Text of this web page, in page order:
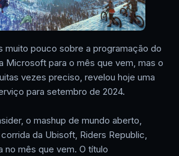
muito pouco sobre a programação do
Microsoft para o mês que vem, mas o
vezes preciso, revelou hoje uma
para setembro de 2024.
o mashup de mundo aberto,
da Ubisoft, Riders Republic,
no mês que vem. O título